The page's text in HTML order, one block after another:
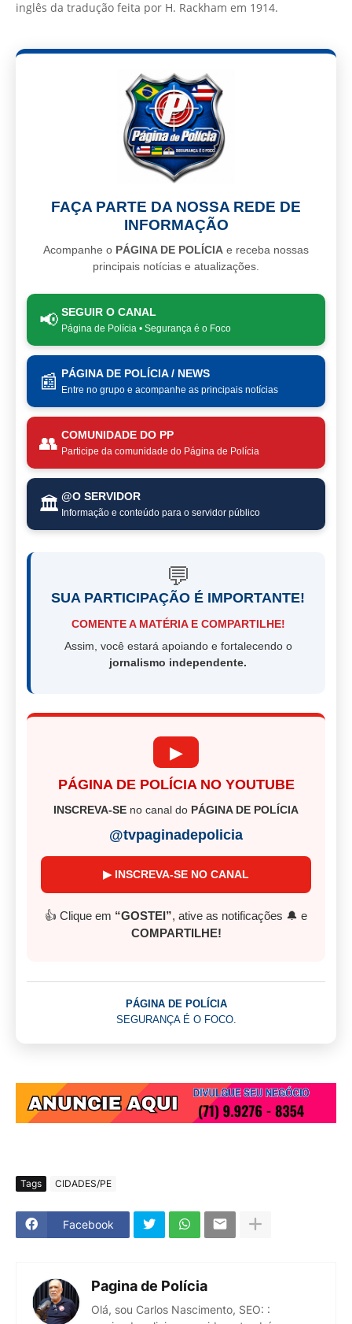
inglês da tradução feita por H. Rackham em 1914.
FAÇA PARTE DA NOSSA REDE DE
INFORMAÇÃO
Acompanhe o PÁGINA DE POLÍCIA e receba nossas
principais notícias e atualizações.
📢 SEGUIR O CANAL
Página de Polícia • Segurança é o Foco
📰 PÁGINA DE POLÍCIA / NEWS
Entre no grupo e acompanhe as principais notícias
👥 COMUNIDADE DO PP
Participe da comunidade do Página de Polícia
🏛️ @O SERVIDOR
Informação e conteúdo para o servidor público
💬
SUA PARTICIPAÇÃO É IMPORTANTE!
COMENTE A MATÉRIA E COMPARTILHE!
Assim, você estará apoiando e fortalecendo o
jornalismo independente.
▶
PÁGINA DE POLÍCIA NO YOUTUBE
INSCREVA-SE no canal do PÁGINA DE POLÍCIA
@tvpaginadepolicia
▶ INSCREVA-SE NO CANAL
👍 Clique em “GOSTEI”, ative as notificações 🔔 e
COMPARTILHE!
PÁGINA DE POLÍCIA
SEGURANÇA É O FOCO.
Tags CIDADES/PE
Facebook
Pagina de Polícia
Olá, sou Carlos Nascimento, SEO: :